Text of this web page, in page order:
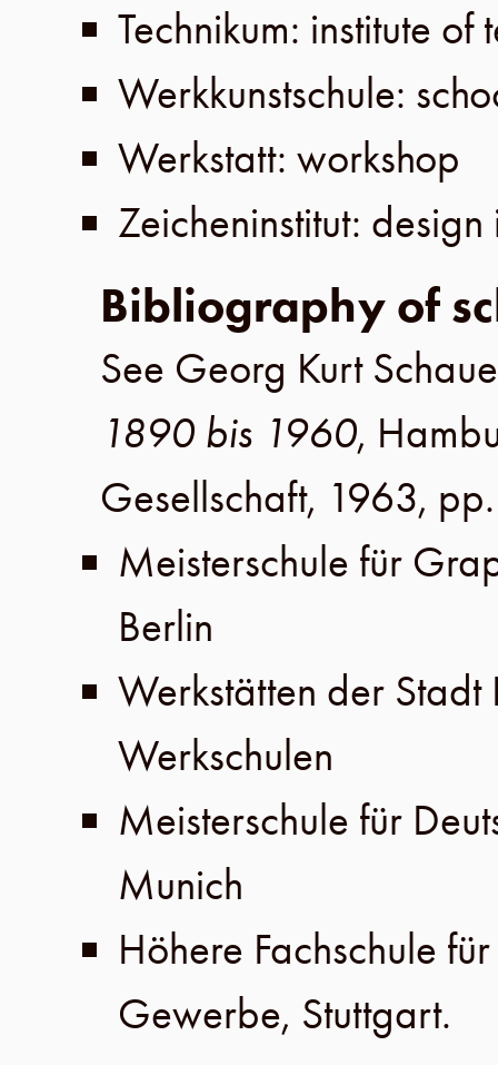
Technikum: institute of
Werkkunstschule:
Werkstatt: workshop
Zeicheninstitut: design
Bibliography of
See Georg Kurt
1890 bis 1960,
Gesellschaft, 1963,
Meisterschule für
Berlin
Werkstätten der
Werkschulen
Meisterschule für
Munich
Höhere Fachschule
Gewerbe, Stuttgart.